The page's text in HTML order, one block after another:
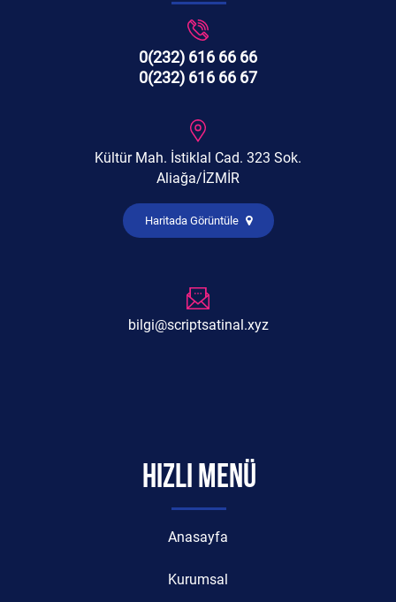
0(232) 616 66 66
0(232) 616 66 67
Kültür Mah. İstiklal Cad. 323 Sok.
Aliağa/İZMİR
Haritada Görüntüle
bilgi@scriptsatinal.xyz
HIZLI MENÜ
Anasayfa
Kurumsal